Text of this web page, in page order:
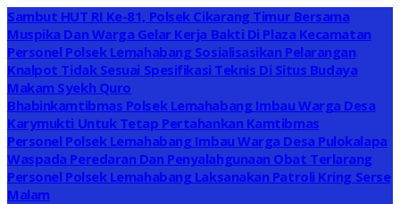
Sambut HUT RI Ke-81, Polsek Cikarang Timur Bersama
Muspika Dan Warga Gelar Kerja Bakti Di Plaza Kecamatan
Personel Polsek Lemahabang Sosialisasikan Pelarangan
Knalpot Tidak Sesuai Spesifikasi Teknis Di Situs Budaya
Makam Syekh Quro
Bhabinkamtibmas Polsek Lemahabang Imbau Warga Desa
Karymukti Untuk Tetap Pertahankan Kamtibmas
Personel Polsek Lemahabang Imbau Warga Desa Pulokalapa
Waspada Peredaran Dan Penyalahgunaan Obat Terlarang
Personel Polsek Lemahabang Laksanakan Patroli Kring Serse
Malam